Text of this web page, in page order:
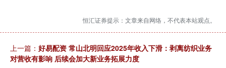
恒汇证券提示：文章来自网络，不代表本站观点。
上一篇： 好易配资 常山北明回应2025年收入下滑：剥离纺织业务
对营收有影响 后续会加大新业务拓展力度